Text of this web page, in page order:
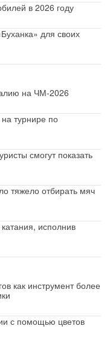
в 2026 году
для своих
на ЧМ-2026
турнире по
смогут показать
тяжело отбирать мяч
исполнив
как инструмент более
с помощью цветов